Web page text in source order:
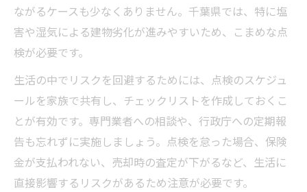
ながるケースも少なくありません。千葉県では、特に塩
害や湿気による建物劣化が進みやすいため、こまめな点
検が必要です。
生活の中でリスクを回避するためには、点検のスケジュ
ールを家族で共有し、チェックリストを作成しておくこ
とが有効です。専門業者への相談や、行政庁への定期報
告も忘れずに実施しましょう。点検を怠った場合、保険
金が支払われない、売却時の査定が下がるなど、生活に
直接影響するリスクがあるため注意が必要です。